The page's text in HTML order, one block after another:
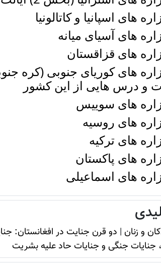
های اسپانیا و کاتالونیا
های آسیای میانه
های قزاقستان
و درس هایی از این کشور
های سوییس
های روسیه
های ترکیه
های پاکستان
های اسماعیلی
و زنان | دو قرن جنایت در افغانستان:
جنگی و جنایات حاد علیه بشریت